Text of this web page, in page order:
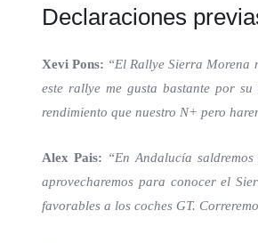
Declaraciones
Xevi Pons: “El Rallye Sierra Morena
este rallye me gusta bastante por
rendimiento que nuestro N+ pero
Alex Pais: “En Andalucía
aprovecharemos para conocer el
favorables a los coches GT.